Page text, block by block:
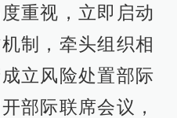
重视，立即启动
制，牵头组织相
立风险处置部际
部际联席会议，